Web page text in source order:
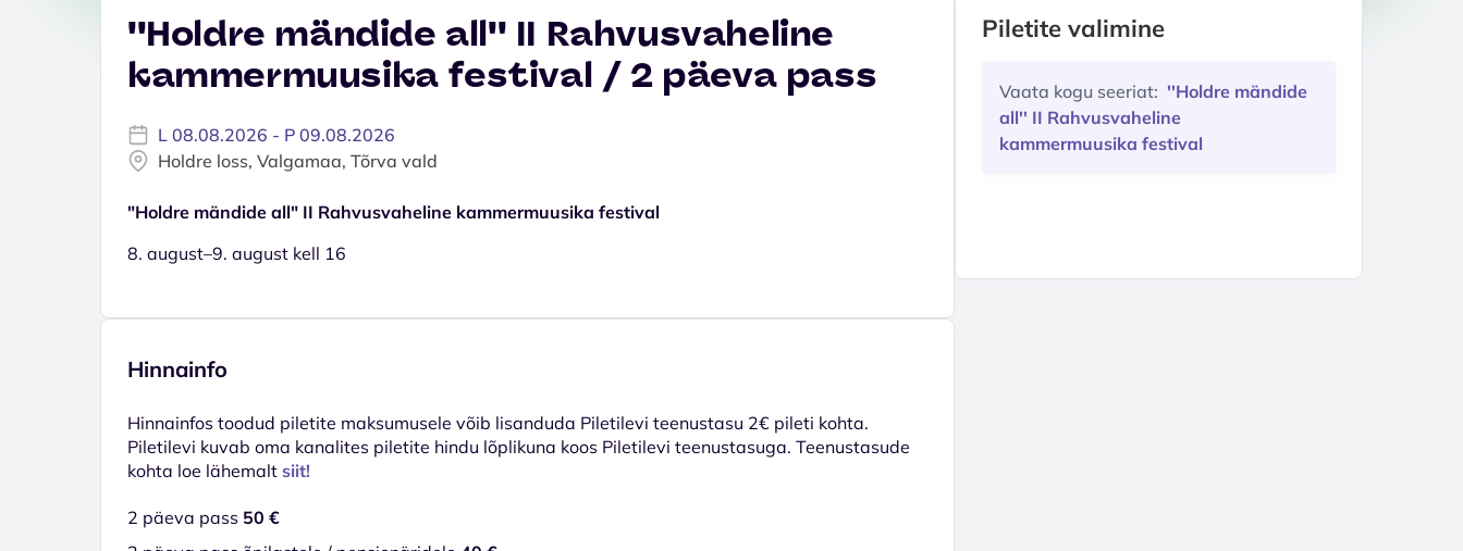
''Holdre mändide all'' II Rahvusvaheline
kammermuusika festival / 2 päeva pass
L 08.08.2026 - P 09.08.2026
Holdre loss, Valgamaa, Tõrva vald
"Holdre mändide all" II Rahvusvaheline kammermuusika festival
8. august–9. august kell 16
Hinnainfo
Hinnainfos toodud piletite maksumusele võib lisanduda Piletilevi teenustasu 2€ pileti kohta.
Piletilevi kuvab oma kanalites piletite hindu lõplikuna koos Piletilevi teenustasuga. Teenustasude
kohta loe lähemalt siit!
2 päeva pass 50 €
Piletite valimine
Vaata kogu seeriat: ''Holdre mändide
all'' II Rahvusvaheline
kammermuusika festival